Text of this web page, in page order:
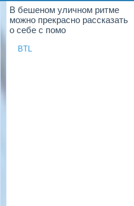
В бешеном уличном ритме
можно прекрасно рассказать
о себе с помо
BTL